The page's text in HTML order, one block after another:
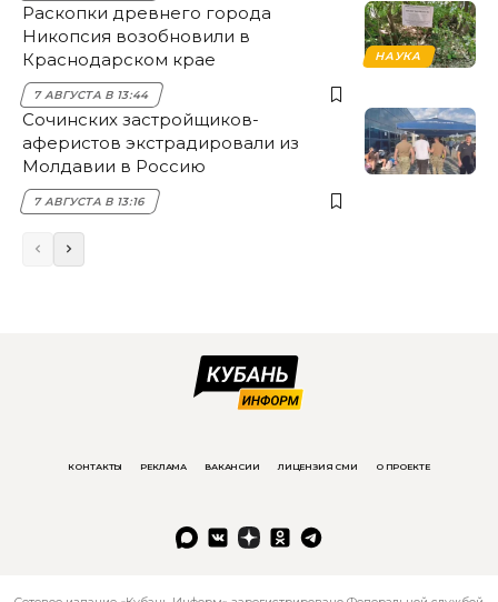
НАУКА
Раскопки древнего города
Никопсия возобновили в
Краснодарском крае
7 АВГУСТА В 13:44
Сочинских застройщиков-
аферистов экстрадировали из
Молдавии в Россию
7 АВГУСТА В 13:16
КОНТАКТЫ РЕКЛАМА ВАКАНСИИ ЛИЦЕНЗИЯ СМИ О ПРОЕКТЕ